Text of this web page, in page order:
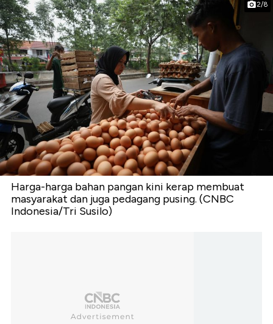
2/8
Harga-harga bahan pangan kini kerap membuat
masyarakat dan juga pedagang pusing. (CNBC
Indonesia/Tri Susilo)